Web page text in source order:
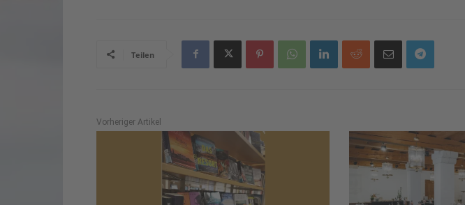
Teilen
Vorheriger Artikel